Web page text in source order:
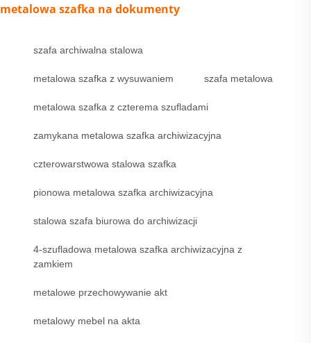
metalowa szafka na dokumenty
szafa archiwalna stalowa
metalowa szafka z wysuwaniem szafa metalowa
metalowa szafka z czterema szufladami
zamykana metalowa szafka archiwizacyjna
czterowarstwowa stalowa szafka
pionowa metalowa szafka archiwizacyjna
stalowa szafa biurowa do archiwizacji
4-szufladowa metalowa szafka archiwizacyjna z
zamkiem
metalowe przechowywanie akt
metalowy mebel na akta